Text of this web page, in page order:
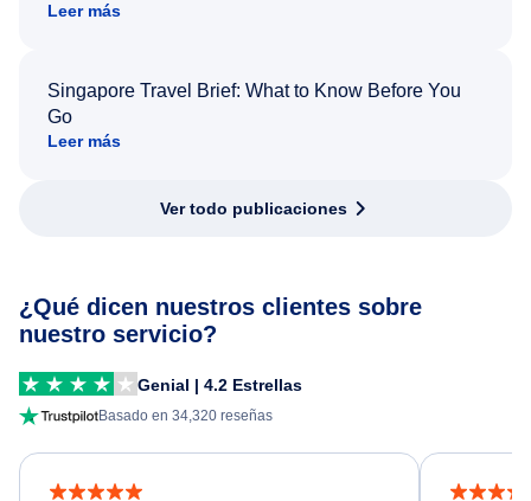
Leer más
Singapore Travel Brief: What to Know Before You
Go
Leer más
Ver todo publicaciones
¿Qué dicen nuestros clientes sobre
nuestro servicio?
Genial | 4.2 Estrellas
Basado en 34,320 reseñas